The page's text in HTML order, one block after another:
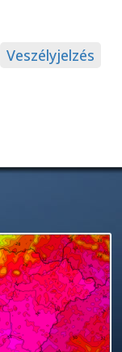
Veszélyjelzés